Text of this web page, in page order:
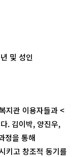
및 성인
지관 이용자들과 <
. 김이박, 양진우,
정을 통해
키고 창조적 동기를